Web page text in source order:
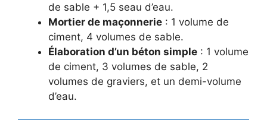
de sable + 1,5 seau d’eau.
Mortier de maçonnerie : 1 volume de
ciment, 4 volumes de sable.
Élaboration d’un béton simple : 1 volume
de ciment, 3 volumes de sable, 2
volumes de graviers, et un demi-volume
d’eau.